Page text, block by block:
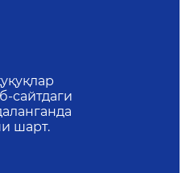
сайтдаги
шарт.